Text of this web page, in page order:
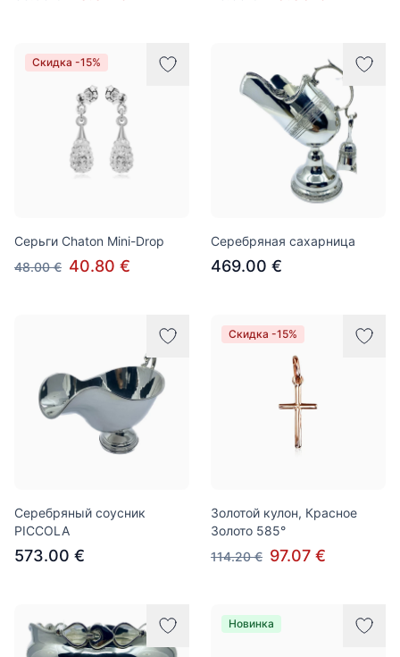
Скидка -15%
Cерьги Chaton Mini-Drop
48.00 € 40.80 €
Серебряная сахарница
469.00 €
Серебряный соусник
PICCOLA
573.00 €
Скидка -15%
Золотой кулон, Красное
Золото 585°
114.20 € 97.07 €
Новинка